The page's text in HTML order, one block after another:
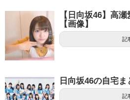
【日向坂46】高
【画像】
記
日向坂46の自宅ま
記